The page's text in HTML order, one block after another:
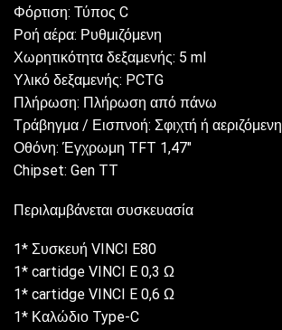
Φόρτιση: Τύπος C
Ροή αέρα: Ρυθμιζόμενη
Χωρητικότητα δεξαμενής: 5 ml
Υλικό δεξαμενής: PCTG
Πλήρωση: Πλήρωση από πάνω
Τράβηγμα / Εισπνοή: Σφιχτή ή αεριζόμενη
Οθόνη: Έγχρωμη TFT 1,47″
Chipset: Gen TT
Περιλαμβάνεται συσκευασία
1* Συσκευή VINCI E80
1* cartidge VINCI E 0,3 Ω
1* cartidge VINCI E 0,6 Ω
1* Καλώδιο Type-C